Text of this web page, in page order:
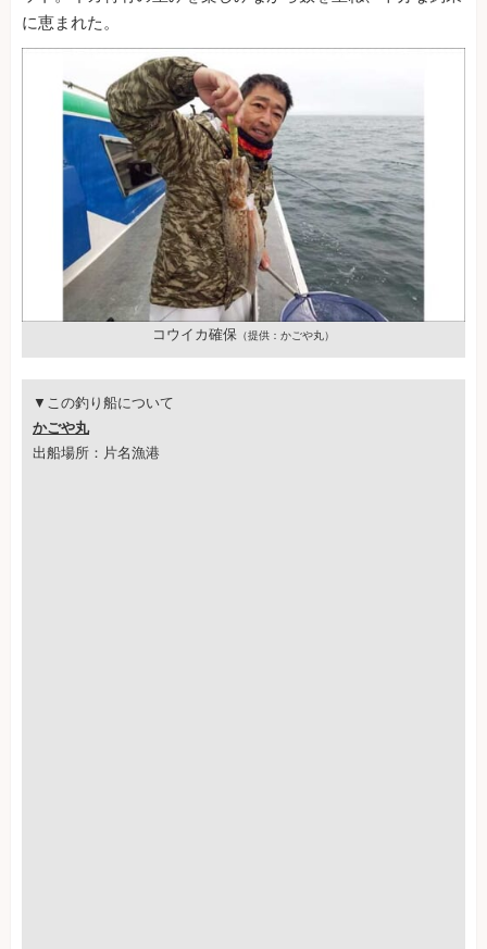
に恵まれた。
コウイカ確保 （提供：かごや丸）
▼この釣り船について
かごや丸
出船場所：片名漁港